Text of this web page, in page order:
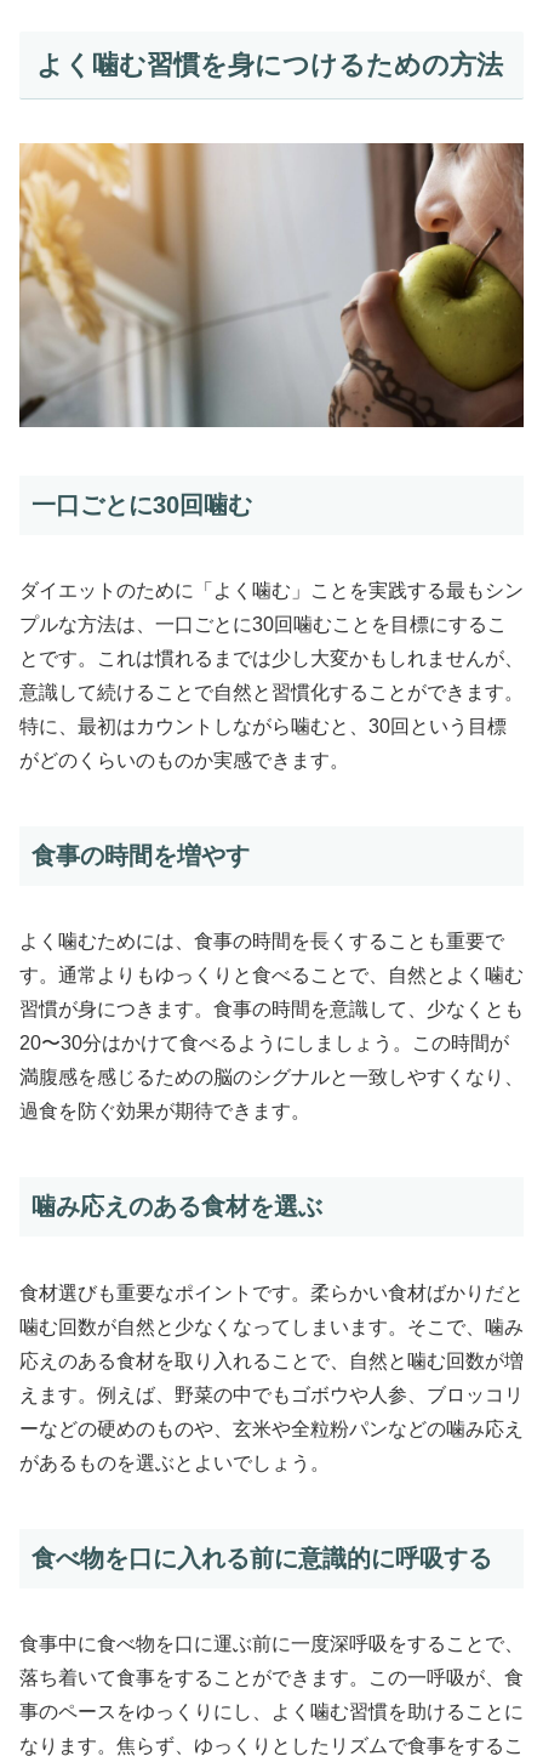
よく噛む習慣を身につけるための方法
一口ごとに30回噛む
ダイエットのために「よく噛む」ことを実践する最もシン
プルな方法は、一口ごとに30回噛むことを目標にするこ
とです。これは慣れるまでは少し大変かもしれませんが、
意識して続けることで自然と習慣化することができます。
特に、最初はカウントしながら噛むと、30回という目標
がどのくらいのものか実感できます。
食事の時間を増やす
よく噛むためには、食事の時間を長くすることも重要で
す。通常よりもゆっくりと食べることで、自然とよく噛む
習慣が身につきます。食事の時間を意識して、少なくとも
20〜30分はかけて食べるようにしましょう。この時間が
満腹感を感じるための脳のシグナルと一致しやすくなり、
過食を防ぐ効果が期待できます。
噛み応えのある食材を選ぶ
食材選びも重要なポイントです。柔らかい食材ばかりだと
噛む回数が自然と少なくなってしまいます。そこで、噛み
応えのある食材を取り入れることで、自然と噛む回数が増
えます。例えば、野菜の中でもゴボウや人参、ブロッコリ
ーなどの硬めのものや、玄米や全粒粉パンなどの噛み応え
があるものを選ぶとよいでしょう。
食べ物を口に入れる前に意識的に呼吸する
食事中に食べ物を口に運ぶ前に一度深呼吸をすることで、
落ち着いて食事をすることができます。この一呼吸が、食
事のペースをゆっくりにし、よく噛む習慣を助けることに
なります。焦らず、ゆっくりとしたリズムで食事をするこ